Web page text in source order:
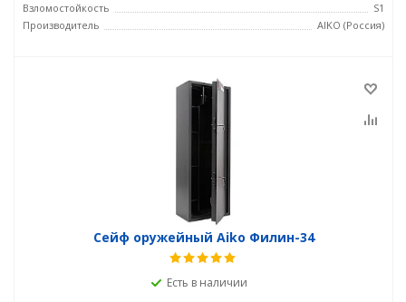
Взломостойкость
S1
Производитель
AIKO (Россия)
Сейф оружейный Aiko Филин-34
Есть в наличии